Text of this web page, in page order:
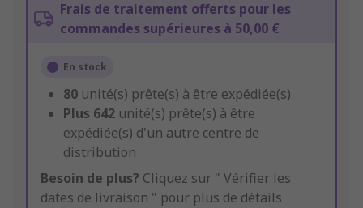
Frais de traitement offerts pour les
commandes supérieures à 50,00 €
En stock
80 unité(s) prête(s) à être expédiée(s)
Plus 642 unité(s) prête(s) à être
expédiée(s) d'un autre centre de
distribution
Besoin de plus? Cliquez sur " Vérifier les
dates de livraison " pour plus de détails